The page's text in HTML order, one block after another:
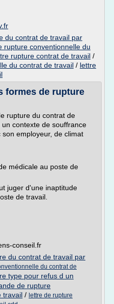
du contrat de travail par
rupture conventionnelle du
rupture contrat de travail /
du contrat de travail / lettre
formes de rupture
rupture du contrat de
contexte de souffrance
employeur, de climat
médicale au poste de
juger d'une inaptitude
de travail.
conseil.fr
du contrat de travail par
du contrat de
type pour refus d un
de rupture
travail / lettre de rupture